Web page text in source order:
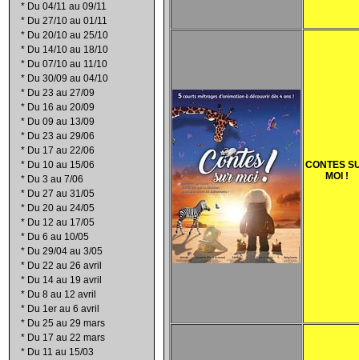
* Du 04/11 au 09/11
* Du 27/10 au 01/11
* Du 20/10 au 25/10
* Du 14/10 au 18/10
* Du 07/10 au 11/10
* Du 30/09 au 04/10
* Du 23 au 27/09
* Du 16 au 20/09
* Du 09 au 13/09
* Du 23 au 29/06
* Du 17 au 22/06
* Du 10 au 15/06
* Du 3 au 7/06
* Du 27 au 31/05
* Du 20 au 24/05
* Du 12 au 17/05
* Du 6 au 10/05
* Du 29/04 au 3/05
* Du 22 au 26 avril
* Du 14 au 19 avril
* Du 8 au 12 avril
* Du 1er au 6 avril
* Du 25 au 29 mars
* Du 17 au 22 mars
* Du 11 au 15/03
CONTES
MOI !